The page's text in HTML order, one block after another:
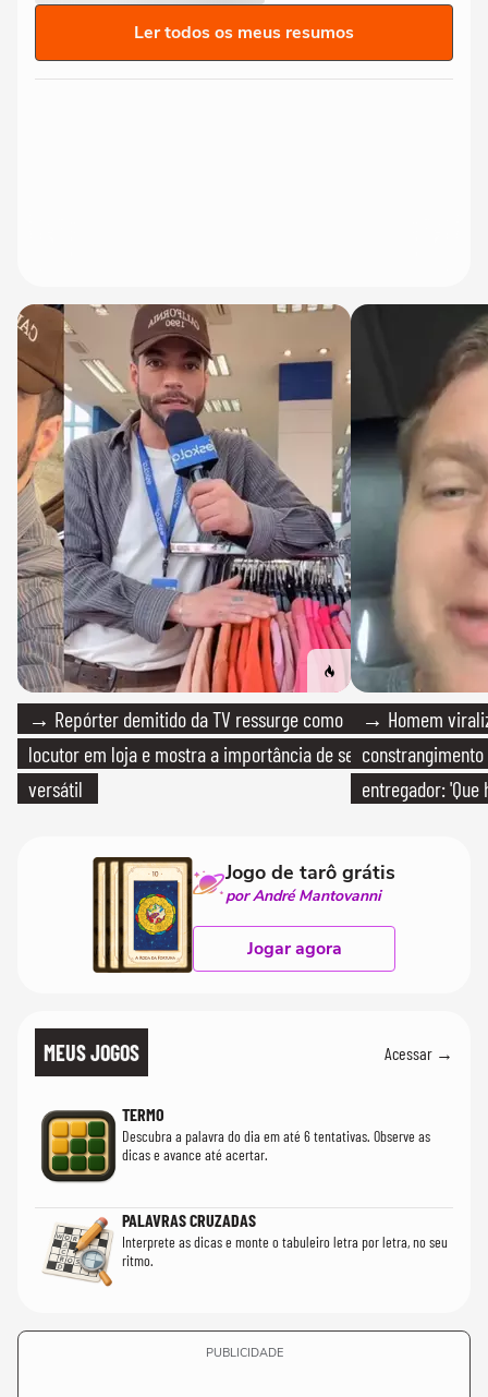
Ler todos os meus resumos
→ Repórter demitido da TV ressurge como
locutor em loja e mostra a importância de ser
versátil
→ Homem
entregador: 'Que
Jogo de tarô grátis
por André Mantovanni
Jogar agora
MEUS JOGOS Acessar →
TERMO
Descubra a palavra do dia em até 6 tentativas. Observe as
dicas e avance até acertar.
PALAVRAS CRUZADAS
Interprete as dicas e monte o tabuleiro letra por letra, no seu
ritmo.
PUBLICIDADE